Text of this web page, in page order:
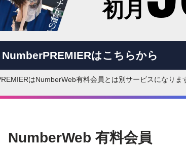
初月
NumberPREMIERはこちらから
はNumberWeb有料会員とは別サービスになりま
NumberWeb 有料会員